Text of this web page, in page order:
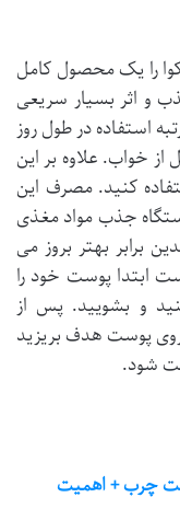
سرم طلا 24 عیار بیوآکوا را یک محصول کامل
و اثر بسیار سریعی
استفاده در طول روز
خواب. علاوه بر این
کنید. مصرف این
جذب مواد مغذی
برابر بهتر بروز می
ابتدا پوست خود را
و بشویید. پس از
پوست هدف بریزید
شود.
چرب + اهمیت